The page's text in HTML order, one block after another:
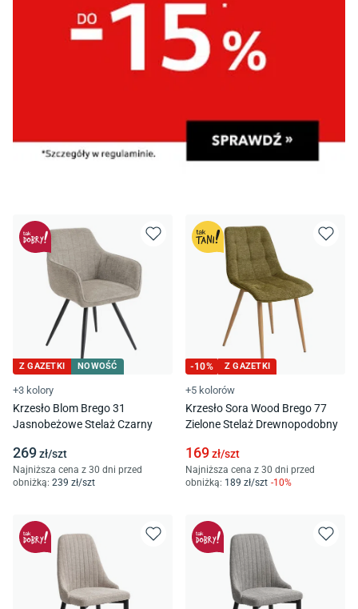
Z GAZETKI NOWOŚĆ
+3 kolory
Krzesło Blom Brego 31
Jasnobeżowe Stelaż Czarny
269zł/szt
Najniższa cena z 30 dni przed
obniżką: 239 zł/szt
-10% Z GAZETKI
+5 kolorów
Krzesło Sora Wood Brego 77
Zielone Stelaż Drewnopodobny
169zł/szt
Najniższa cena z 30 dni przed
obniżką: 189 zł/szt -10%